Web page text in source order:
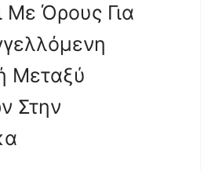
Με Όρους Για
Μεταξύ
Στην